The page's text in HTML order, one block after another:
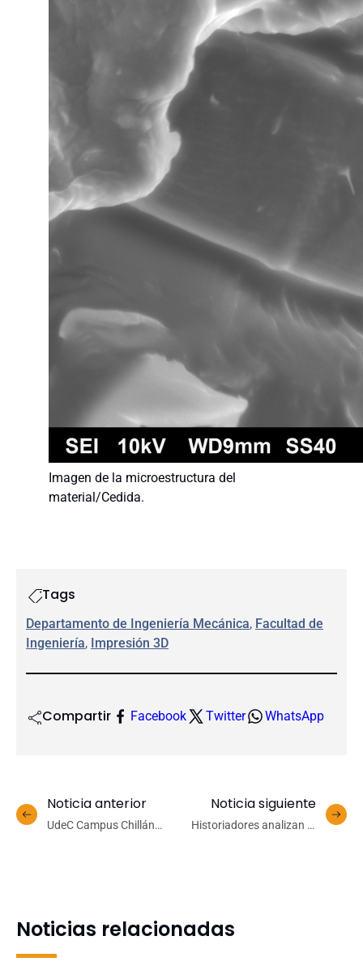
Imagen de la microestructura del
material/Cedida.
Tags
Departamento de Ingeniería Mecánica, Facultad de
Ingeniería, Impresión 3D
Compartir Facebook Twitter WhatsApp
Noticia anterior
UdeC Campus Chillán
Noticia siguiente
Historiadores analizan la
Noticias relacionadas